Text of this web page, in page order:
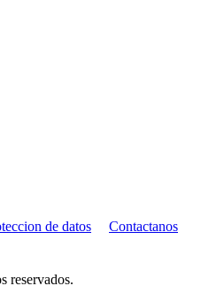
de datos Contactanos
reservados.